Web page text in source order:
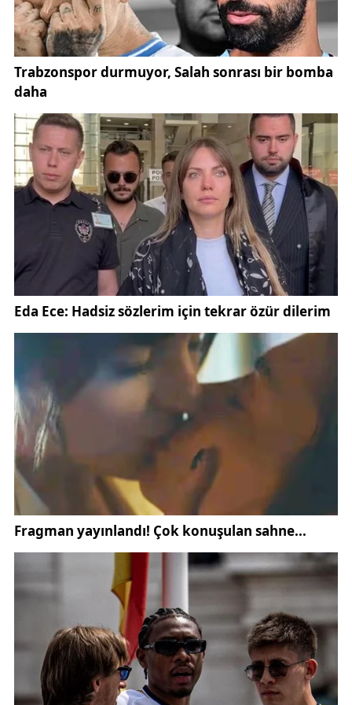
Usta sanatçı, 27 Eylül 2013’te Balıkesir’in Edremit
ilçesine bağlı Çamlıbel köyündeki evinde hayatını
kaybetti. 77 yaşında hayata gözlerini yuman Kurtiz,
Tuncel Kurtiz, yalnızca bir oyuncu değil; aynı
zamanda bir fikir adamı, bir sanat insanıydı. Sert
mizacı ve edebiyat dolu konuşmalarıyla genç
kuşaklara ilham verdi. Türk sinemasında adeta bir
ekol haline gelen Kurtiz, “Ramiz Dayı” replikleriyle
yeni neslin hafızasında ölümsüzleşti.